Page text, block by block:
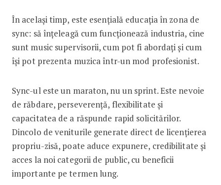
În același timp, este esențială educația în zona de
sync: să înțeleagă cum funcționează industria, cine
sunt music supervisorii, cum pot fi abordați și cum
își pot prezenta muzica într-un mod profesionist.
Sync-ul este un maraton, nu un sprint. Este nevoie
de răbdare, perseverență, flexibilitate și
capacitatea de a răspunde rapid solicitărilor.
Dincolo de veniturile generate direct de licențierea
propriu-zisă, poate aduce expunere, credibilitate și
acces la noi categorii de public, cu beneficii
importante pe termen lung.